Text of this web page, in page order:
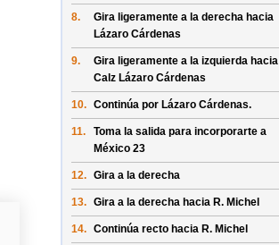
8.
Gira ligeramente a la derecha hacia
Lázaro Cárdenas
9.
Gira ligeramente a la izquierda hacia
Calz Lázaro Cárdenas
10. Continúa por Lázaro Cárdenas.
11.
Toma la salida para incorporarte a
México 23
12. Gira a la derecha
13. Gira a la derecha hacia R. Michel
14. Continúa recto hacia R. Michel